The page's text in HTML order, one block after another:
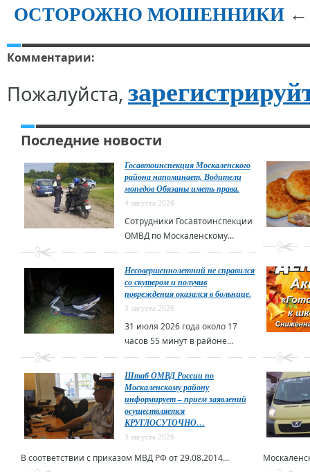
ОСТОРОЖНО МОШЕННИКИ ←
Комментарии:
Пожалуйста,
Последние новости
Госавтоинспекция Москаленского
района напоминает, Водители
мопедов Обязаны иметь права.
4 августа 2026
Сотрудники Госавтоинспекции
ОМВД по Москаленскому...
Несовершеннолетний не справился
со скутером и получив
повреждения оказался в больнице.
3 августа 2026
31 июля 2026 года около 17
часов 55 минут в районе...
Штаб ОМВД России по
Москаленскому району
информирует – прием заявлений
осуществляется
КРУГЛОСУТОЧНО…
3 августа 2026
В соответствии с приказом МВД РФ от 29.08.2014...